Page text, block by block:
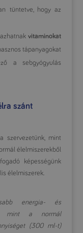
tüntetve, hogy az
vitaminokat
tápanyagokat
a sebgyógyulás
szánt
szervezetünk, mint
élelmiszerekből
képességünk
élelmiszerek.
energia- és
mint a normál
(300 ml-t)